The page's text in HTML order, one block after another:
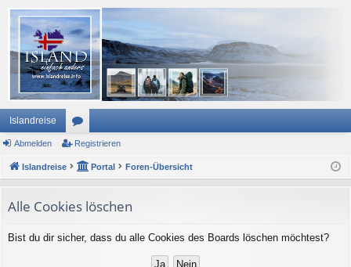
Islandreise
or
en
Abmelden Registrieren
Islandreise Portal Foren-Übersicht
Alle Cookies löschen
Bist du dir sicher, dass du alle Cookies des Boards löschen möchtest?